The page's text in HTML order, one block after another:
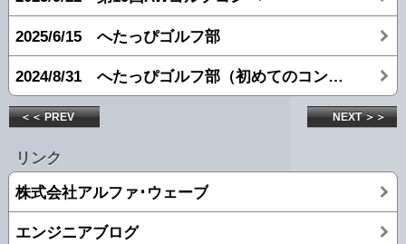
2025/6/15 へたっぴゴルフ部
2024/8/31 へたっぴゴルフ部（初めてのコンペ編）
＜＜ PREV NEXT ＞＞
リンク
株式会社アルファ･ウェーブ
エンジニアブログ